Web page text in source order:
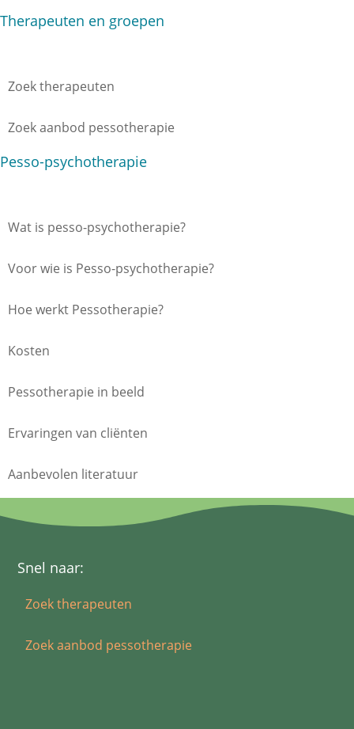
Therapeuten en groepen
Zoek therapeuten
Zoek aanbod pessotherapie
Pesso-psychotherapie
Wat is pesso-psychotherapie?
Voor wie is Pesso-psychotherapie?
Hoe werkt Pessotherapie?
Kosten
Pessotherapie in beeld
Ervaringen van cliënten
Aanbevolen literatuur
Snel naar:
Zoek therapeuten
Zoek aanbod pessotherapie